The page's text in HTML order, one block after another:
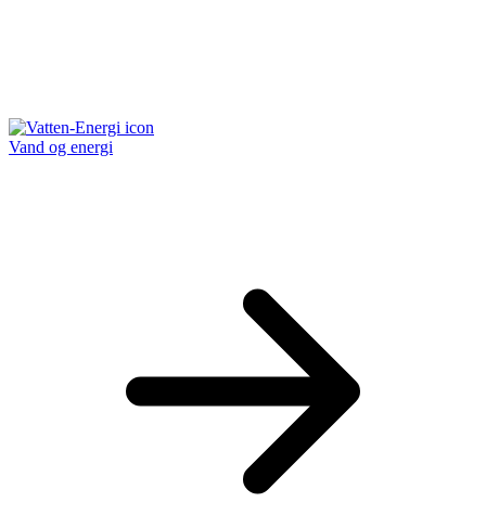
Vand og energi